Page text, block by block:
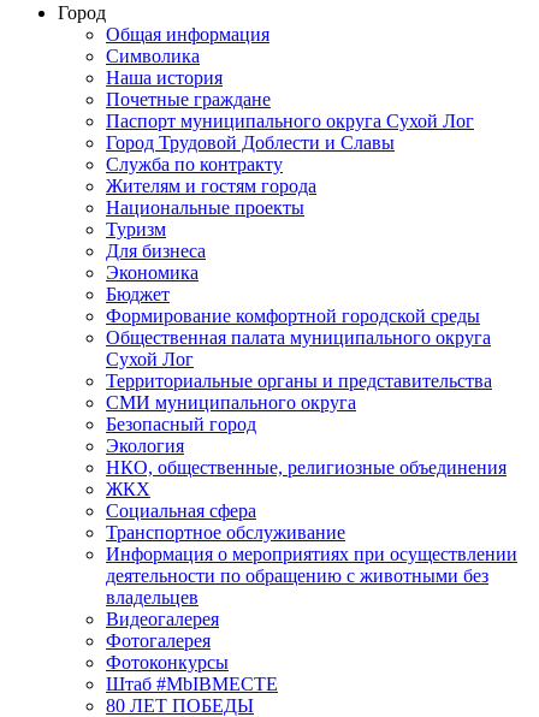
Город
Общая информация
Символика
Наша история
Почетные граждане
Паспорт муниципального округа Сухой Лог
Город Трудовой Доблести и Славы
Служба по контракту
Жителям и гостям города
Национальные проекты
Туризм
Для бизнеса
Экономика
Бюджет
Формирование комфортной городской среды
Общественная палата муниципального округа
Сухой Лог
Территориальные органы и представительства
СМИ муниципального округа
Безопасный город
Экология
НКО, общественные, религиозные объединения
ЖКХ
Социальная сфера
Транспортное обслуживание
Информация о мероприятиях при осуществлении
деятельности по обращению с животными без
владельцев
Видеогалерея
Фотогалерея
Фотоконкурсы
Штаб #MbIBMECTE
80 ЛЕТ ПОБЕДЫ